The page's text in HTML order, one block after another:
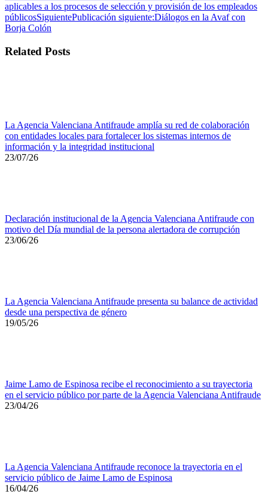
aplicables a los procesos de selección y provisión de los empleados
públicosSiguientePublicación siguiente:Diálogos en la Avaf con
Borja Colón
Related Posts
La Agencia Valenciana Antifraude amplía su red de colaboración
con entidades locales para fortalecer los sistemas internos de
información y la integridad institucional
23/07/26
Declaración institucional de la Agencia Valenciana Antifraude con
motivo del Día mundial de la persona alertadora de corrupción
23/06/26
La Agencia Valenciana Antifraude presenta su balance de actividad
desde una perspectiva de género
19/05/26
Jaime Lamo de Espinosa recibe el reconocimiento a su trayectoria
en el servicio público por parte de la Agencia Valenciana Antifraude
23/04/26
La Agencia Valenciana Antifraude reconoce la trayectoria en el
servicio público de Jaime Lamo de Espinosa
16/04/26